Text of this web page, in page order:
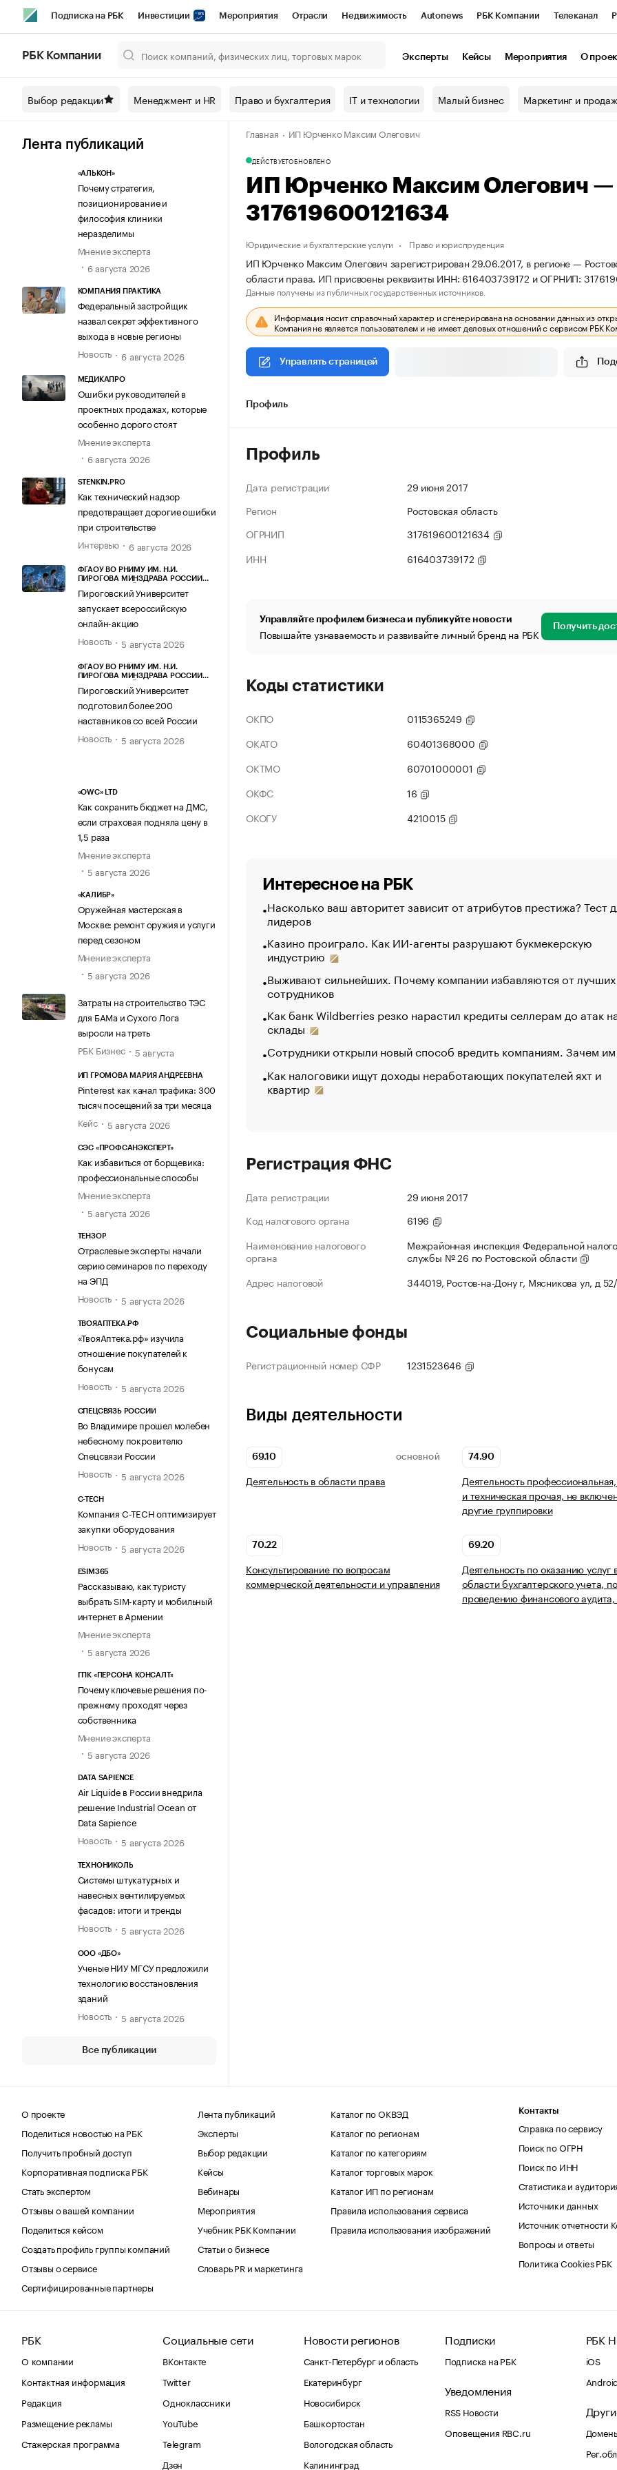
Подписка на РБК Инвестиции Мероприятия Отрасли Недвижимость Autonews РБК Компании Телеканал
Спецпроекты СПб Конференции СПб Спецпроекты Проверка контрагентов
Технологии и медиа Рынок наличной валюты
РБК Компании Эксперты Кейсы Мероприятия О
Выбор редакции Менеджмент и HR Право и бухгалтерия IT и технологии Малый бизнес Маркетинг и
Лента публикаций
«АЛЬКОН»
Почему стратегия,
позиционирование и
философия клиники
неразделимы
Мнение эксперта
6 августа 2026
КОМПАНИЯ ПРАКТИКА
Федеральный застройщик
назвал секрет эффективного
выхода в новые регионы
Новость
6 августа 2026
МЕДИКАПРО
Ошибки руководителей в
проектных продажах, которые
особенно дорого стоят
Мнение эксперта
6 августа 2026
STENKIN.PRO
Как технический надзор
предотвращает дорогие ошибки
при строительстве
Интервью
6 августа 2026
ФГАОУ ВО РНИМУ ИМ. Н.И.
ПИРОГОВА МИНЗДРАВА РОССИИ
Пироговский Университет
запускает всероссийскую
онлайн-акцию
Новость
5 августа 2026
ФГАОУ ВО РНИМУ ИМ. Н.И.
ПИРОГОВА МИНЗДРАВА РОССИИ
Пироговский Университет
подготовил более 200
наставников со всей России
Новость
5 августа 2026
«OWC» LTD
Как сохранить бюджет на ДМС,
если страховая подняла цену в
1,5 раза
Мнение эксперта
5 августа 2026
«КАЛИБР»
Оружейная мастерская в
Москве: ремонт оружия и услуги
перед сезоном
Мнение эксперта
5 августа 2026
Затраты на строительство ТЭС
для БАМа и Сухого Лога
выросли на треть
РБК Бизнес
5 августа
ИП ГРОМОВА МАРИЯ АНДРЕЕВНА
Pinterest как канал трафика: 300
тысяч посещений за три месяца
Кейс
5 августа 2026
СЭС «ПРОФСАНЭКСПЕРТ»
Как избавиться от борщевика:
профессиональные способы
Мнение эксперта
5 августа 2026
ТЕНЗОР
Отраслевые эксперты начали
серию семинаров по переходу
на ЭПД
Новость
5 августа 2026
ТВОЯАПТЕКА.РФ
«ТвояАптека.рф» изучила
отношение покупателей к
бонусам
Новость
5 августа 2026
СПЕЦСВЯЗЬ РОССИИ
Во Владимире прошел молебен
небесному покровителю
Спецсвязи России
Новость
5 августа 2026
C-TECH
Компания C-TECH оптимизирует
закупки оборудования
Новость
5 августа 2026
ESIM365
Рассказываю, как туристу
выбрать SIM-карту и мобильный
интернет в Армении
Мнение эксперта
5 августа 2026
ГПК «ПЕРСОНА КОНСАЛТ»
Почему ключевые решения по-
прежнему проходят через
собственника
Мнение эксперта
5 августа 2026
DATA SAPIENCE
Air Liquide в России внедрила
решение Industrial Ocean от
Data Sapience
Новость
5 августа 2026
ТЕХНОНИКОЛЬ
Системы штукатурных и
навесных вентилируемых
фасадов: итоги и тренды
Новость
5 августа 2026
ООО «ДБО»
Ученые НИУ МГСУ предложили
технологию восстановления
зданий
Новость
5 августа 2026
Все публикации
Главная ИП Юрченко Максим Олегович
ДЕЙСТВУЕТОБНОВЛЕНО
ИП Юрченко Максим Олегович
317619600121634
Юридические и бухгалтерские услуги Право и юриспруденция
ИП Юрченко Максим Олегович зарегистрирован 29.06.2017, в регионе —
области права. ИП присвоены реквизиты ИНН: 616403739172 и ОГРНИП:
Данные получены из публичных государственных источников.
Информация носит справочный характер и сгенерирована на основании данных из
Компания не является пользователем и не имеет деловых отношений с сервисом РБК
Управлять страницей
Профиль
Профиль
Дата регистрации
29 июня 2017
Регион
Ростовская область
ОГРНИП
317619600121634
ИНН
616403739172
Управляйте профилем бизнеса и публикуйте новости
Повышайте узнаваемость и развивайте личный бренд на РБК Получить
Коды статистики
ОКПО
0115365249
ОКАТО
60401368000
ОКТМО
60701000001
ОКФС
16
ОКОГУ
4210015
Интересное на РБК
Насколько ваш авторитет зависит от атрибутов престижа? Тест
лидеров
Казино проиграло. Как ИИ-агенты разрушают букмекерскую
индустрию
Выживают сильнейших. Почему компании избавляются от лучших
сотрудников
Как банк Wildberries резко нарастил кредиты селлерам до атак
склады
Сотрудники открыли новый способ вредить компаниям. Зачем
Как налоговики ищут доходы неработающих покупателей яхт и
квартир
Регистрация ФНС
Дата регистрации
29 июня 2017
Код налогового органа
6196
Наименование налогового
органа
Межрайонная инспекция Федеральной
службы № 26 по Ростовской области
Адрес налоговой
344019, Ростов-на-Дону г, Мясникова ул, д
Социальные фонды
Регистрационный номер СФР 1231523646
Виды деятельности
69.10 ОСНОВНОЙ
Деятельность в области права
74.90
Деятельность
и техническая прочая, не
другие группировки
70.22
Консультирование по вопросам
коммерческой деятельности и управления
69.20
Деятельность по оказанию услуг
области бухгалтерского учета, по
проведению финансового
О проекте
Поделиться новостью на РБК
Получить пробный доступ
Корпоративная подписка РБК
Стать экспертом
Отзывы о вашей компании
Поделиться кейсом
Создать профиль группы компаний
Отзывы о сервисе
Сертифицированные партнеры
Лента публикаций
Эксперты
Выбор редакции
Кейсы
Вебинары
Мероприятия
Учебник РБК Компании
Статьи о бизнесе
Словарь PR и маркетинга
Каталог по ОКВЭД
Каталог по регионам
Каталог по категориям
Каталог торговых марок
Каталог ИП по регионам
Правила использования сервиса
Правила использования изображений
Контакты
Справка по сервису
Поиск по ОГРН
Поиск по ИНН
Статистика и
Источники данных
Источник отчетности
Вопросы и ответы
Политика Cookies РБК
РБК
О компании
Контактная информация
Редакция
Размещение рекламы
Стажерская программа
Социальные сети
ВКонтакте
Twitter
Одноклассники
YouTube
Telegram
Дзен
Новости регионов
Санкт-Петербург и область
Екатеринбург
Новосибирск
Башкортостан
Вологодская область
Калининград
Подписки
Подписка на РБК
Уведомления
RSS Новости
Оповещения RBC.ru
РБК
iOS